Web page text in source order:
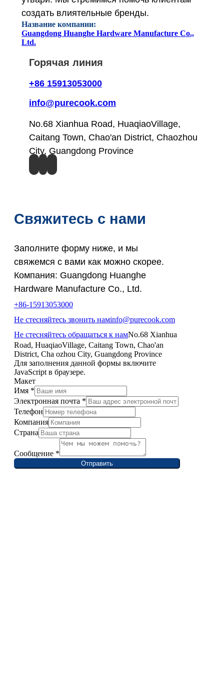
создать влиятельные бренды.
Название компании:
Guangdong Huanghe Hardware Manufacture Co.,
Ltd.
Горячая линия
+86 15913053000
info@purecook.com
No.68 Xianhua Road, HuaqiaoVillage,
Caitang Town, Chao'an District, Chaozhou
City, Guangdong Province
Свяжитесь с нами
Заполните форму ниже, и мы
свяжемся с вами как можно скорее.
Компания: Guangdong Huanghe
Hardware Manufacture Co., Ltd.
+86-15913053000
Не стесняйтесь звонить намinfo@purecook.com
Не стесняйтесь обращаться к намNo.68 Xianhua
Road, HuaqiaoVillage, Caitang Town, Chao'an
District, Cha ozhou City, Guangdong Province
Для заполнения данной формы включите
JavaScript в браузере.
Макет
Имя *
Электронная почта *
Телефон
Компания
Страна
Сообщение *
Отправить